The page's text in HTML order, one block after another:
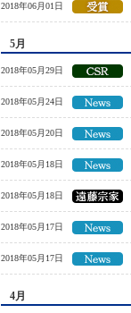
2018年06月01日
5月
2018年05月29日
2018年05月24日
2018年05月20日
2018年05月18日
2018年05月18日
2018年05月17日
2018年05月17日
4月